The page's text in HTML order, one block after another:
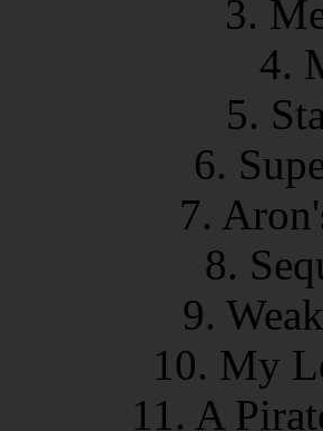
3.
4.
5.
6.
7.
8.
9.
10. My
11. A